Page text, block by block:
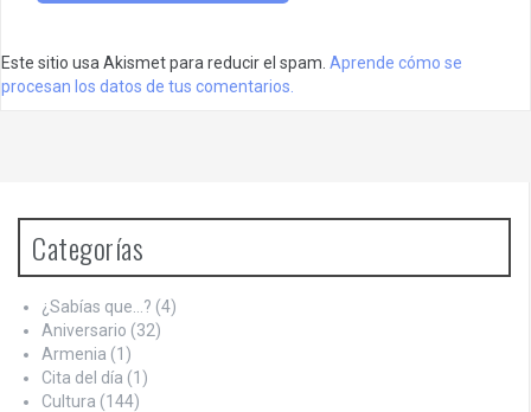
Este sitio usa Akismet para reducir el spam. Aprende cómo se
procesan los datos de tus comentarios.
Categorías
¿Sabías que…? (4)
Aniversario (32)
Armenia (1)
Cita del día (1)
Cultura (144)